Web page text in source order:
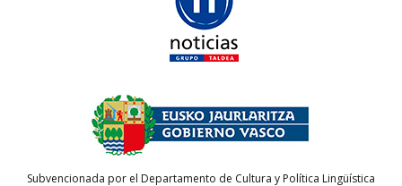
Subvencionada por el Departamento de Cultura y Política Lingüística